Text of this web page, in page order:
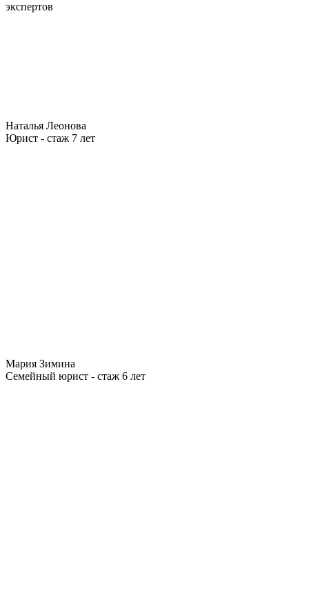
экспертов
Наталья Леонова
Юрист - стаж 7 лет
Мария Зимина
Семейный юрист - стаж 6 лет